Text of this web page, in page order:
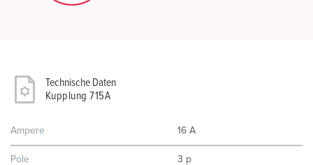
Technische Daten
Kupplung 715A
Ampere 16 A
Pole 3 p